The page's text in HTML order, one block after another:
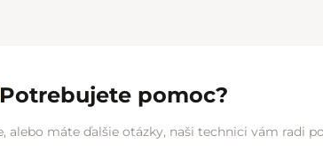
Potrebujete pomoc?
alebo máte ďalšie otázky, naši technici vám radi